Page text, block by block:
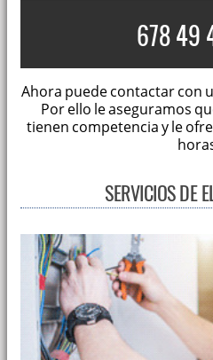
678 49
Ahora puede contactar con
Por ello le aseguramos
tienen competencia y le
SERVICIOS DE